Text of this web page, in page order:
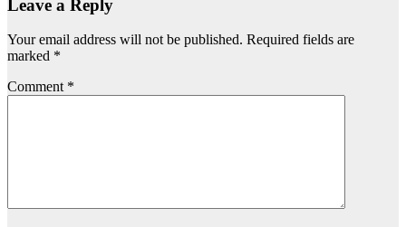
Leave a Reply
Your email address will not be published. Required fields are
marked *
Comment *